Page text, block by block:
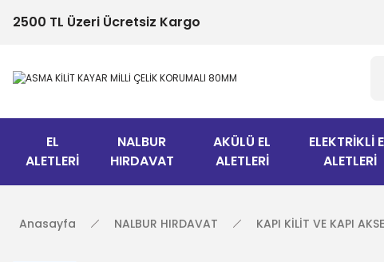
2500 TL Üzeri Ücretsiz Kargo
EL
ALETLERİ
NALBUR
HIRDAVAT
AKÜLÜ EL
ALETLERİ
ELEKTRİKLİ
ALETLERİ
Anasayfa NALBUR HIRDAVAT KAPI KİLİT VE KAPI